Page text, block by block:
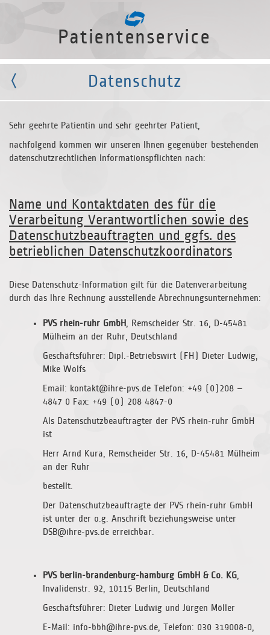
Patientenservice
Datenschutz
Sehr geehrte Patientin und sehr geehrter Patient,
nachfolgend kommen wir unseren Ihnen gegenüber bestehenden
datenschutzrechtlichen Informationspflichten nach:
Name und Kontaktdaten des für die
Verarbeitung Verantwortlichen sowie des
Datenschutzbeauftragten und ggfs. des
betrieblichen Datenschutzkoordinators
Diese Datenschutz-Information gilt für die Datenverarbeitung
durch das Ihre Rechnung ausstellende Abrechnungsunternehmen:
PVS rhein-ruhr GmbH, Remscheider Str. 16, D-45481
Mülheim an der Ruhr, Deutschland
Geschäftsführer: Dipl.-Betriebswirt (FH) Dieter Ludwig,
Mike Wolfs
Email: kontakt@ihre-pvs.de Telefon: +49 (0)208 –
4847 0 Fax: +49 (0) 208 4847-0
Als Datenschutzbeauftragter der PVS rhein-ruhr GmbH
ist
Herr Arnd Kura, Remscheider Str. 16, D-45481 Mülheim
an der Ruhr
bestellt.
Der Datenschutzbeauftragte der PVS rhein-ruhr GmbH
ist unter der o.g. Anschrift beziehungsweise unter
DSB@ihre-pvs.de erreichbar.
PVS berlin-brandenburg-hamburg GmbH & Co. KG,
Invalidenstr. 92, 10115 Berlin, Deutschland
Geschäftsführer: Dieter Ludwig und Jürgen Möller
E-Mail: info-bbh@ihre-pvs.de, Telefon: 030 319008-0,